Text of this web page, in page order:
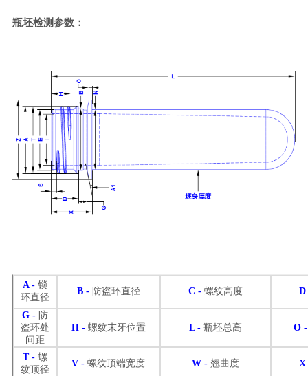
瓶坯检测参数：
A - 锁
环直径
B - 防盗环直径 C - 螺纹高度 D
G - 防
盗环处
间距
H - 螺纹末牙位置 L - 瓶坯总高 O-
T - 螺
纹顶径
V- 螺纹顶端宽度 W - 翘曲度 X